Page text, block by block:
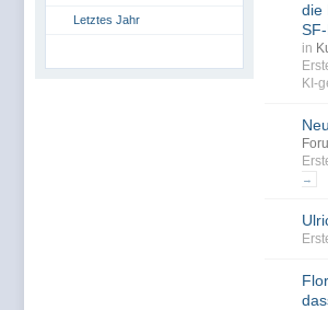
Letztes Jahr
die
SF-
in
KI-
→